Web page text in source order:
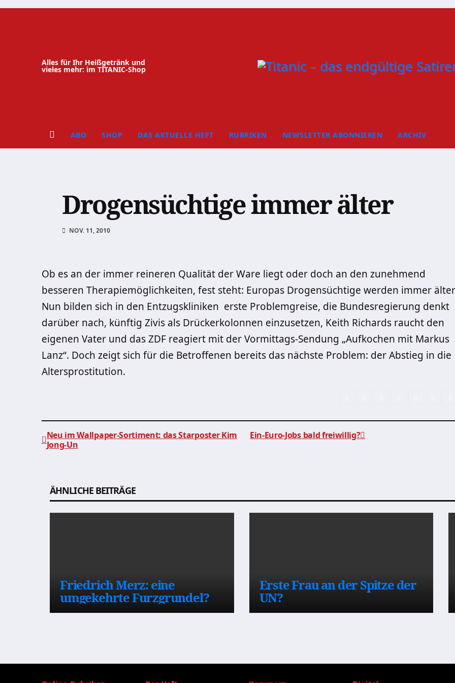
Zum
Alles für Ihr Heißgetränk und
vieles mehr: im TITANIC-Shop
ABO SHOP DAS AKTUELLE HEFT RUBRIKEN NEWSLETTER ABONNIEREN ARCHIV
Drogensüchtige immer älter
NOV. 11, 2010
Ob es an der immer reineren Qualität der Ware liegt oder doch an den zunehmend
besseren Therapiemöglichkeiten, fest steht: Europas Drogensüchtige werden immer
Nun bilden sich in den Entzugskliniken erste Problemgreise, die Bundesregierung denkt
darüber nach, künftig Zivis als Drückerkolonnen einzusetzen, Keith Richards raucht den
eigenen Vater und das ZDF reagiert mit der Vormittags-Sendung „Aufkochen mit Markus
Lanz“. Doch zeigt sich für die Betroffenen bereits das nächste Problem: der Abstieg in die
Altersprostitution.
Ein-Euro-Jobs bald freiwillig?
Neu im Wallpaper-Sortiment: das Starposter Kim
Jong-Un
ÄHNLICHE BEITRÄGE
Friedrich Merz: eine
umgekehrte Furzgrundel?
Erste Frau an der Spitze der
UN?